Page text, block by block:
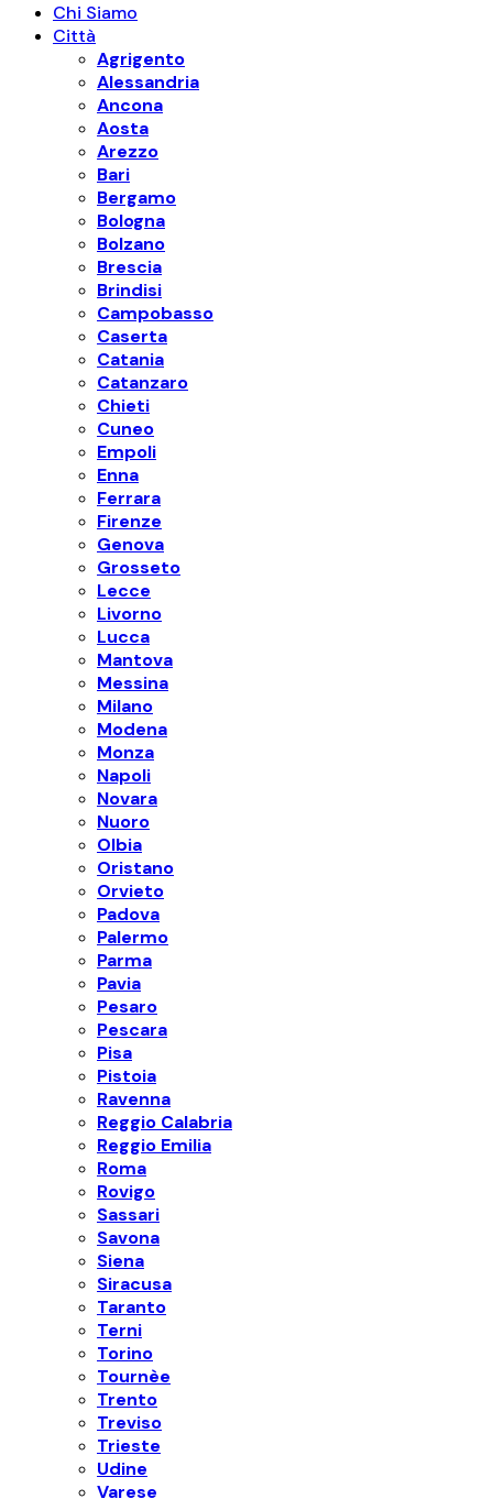
Chi Siamo
Città
Agrigento
Alessandria
Ancona
Aosta
Arezzo
Bari
Bergamo
Bologna
Bolzano
Brescia
Brindisi
Campobasso
Caserta
Catania
Catanzaro
Chieti
Cuneo
Empoli
Enna
Ferrara
Firenze
Genova
Grosseto
Lecce
Livorno
Lucca
Mantova
Messina
Milano
Modena
Monza
Napoli
Novara
Nuoro
Olbia
Oristano
Orvieto
Padova
Palermo
Parma
Pavia
Pesaro
Pescara
Pisa
Pistoia
Ravenna
Reggio Calabria
Reggio Emilia
Roma
Rovigo
Sassari
Savona
Siena
Siracusa
Taranto
Terni
Torino
Tournèe
Trento
Treviso
Trieste
Udine
Varese